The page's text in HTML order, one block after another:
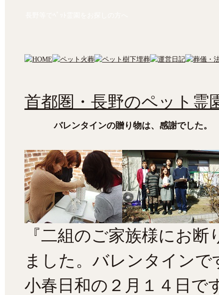
首都圏・長野のペット霊
バレンタインの贈り物は、感謝でした。
『二組のご家族様にお
ました。バレンタインで
小春日和の２月１４日で